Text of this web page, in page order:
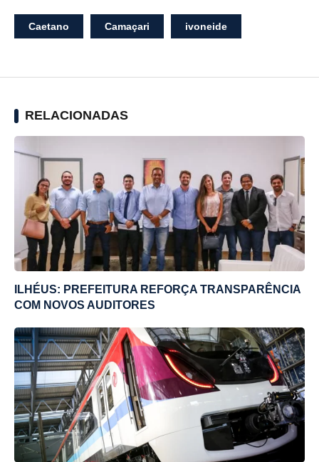
Caetano Camaçari ivoneide
RELACIONADAS
ILHÉUS: PREFEITURA REFORÇA TRANSPARÊNCIA
COM NOVOS AUDITORES